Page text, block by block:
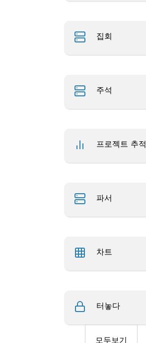
집회
주석
프로젝트 추적
파서
차트
터놓다
모두보기